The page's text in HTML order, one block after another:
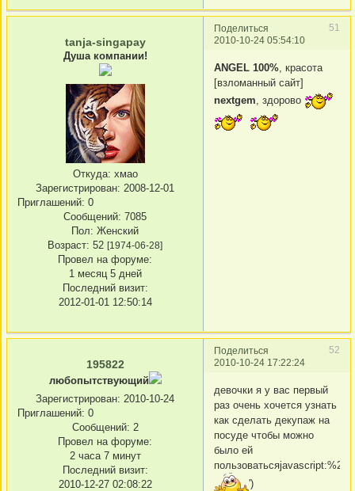
Поделиться
51
2010-10-24 05:54:10
tanja-singapay
Душа компании!
Откуда: хмао
Зарегистрирован: 2008-12-01
Приглашений: 0
Сообщений: 7085
Пол: Женский
Возраст: 52 [1974-06-28]
Провел на форуме:
1 месяц 5 дней
Последний визит:
2012-01-01 12:50:14
ANGEL 100%, красота
[взломанный сайт]
nextgem, здорово
Поделиться
52
2010-10-24 17:22:24
195822
любопытствующий
Зарегистрирован: 2010-10-24
Приглашений: 0
Сообщений: 2
Провел на форуме:
2 часа 7 минут
Последний визит:
2010-12-27 02:08:22
девочки я у вас первый
раз очень хочется узнать
как сделать декупаж на
посуде чтобы можно
было ей
')